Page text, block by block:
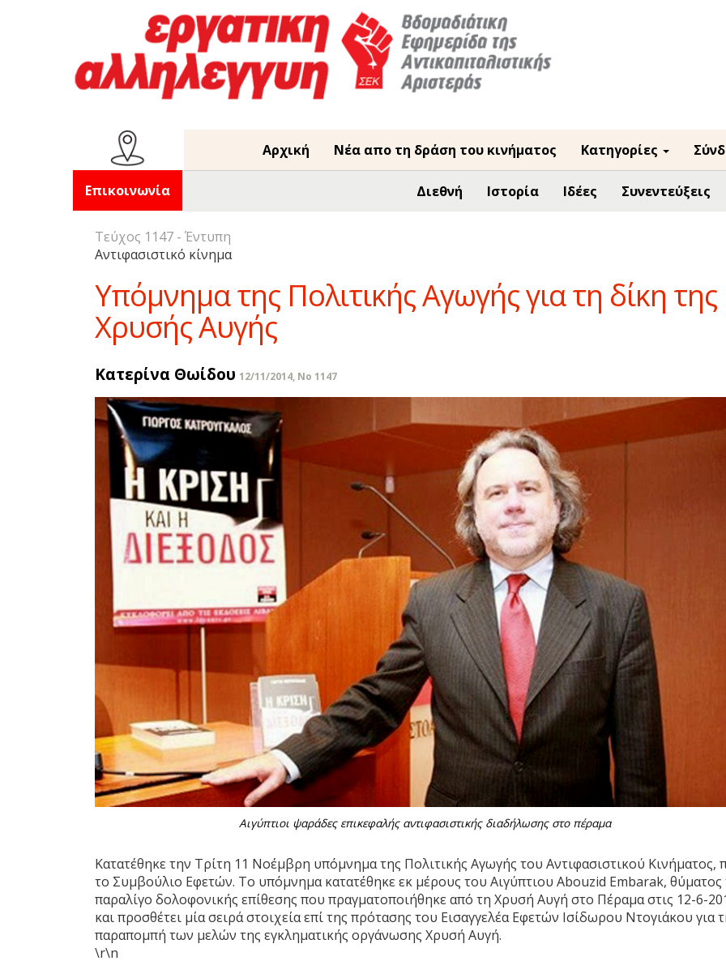
Επικοινωνία
Αρχική Νέα απο τη δράση του κινήματος Κατηγορίες
Διεθνή Ιστορία Ιδέες Συνεντεύξεις
Τεύχος 1147 - Έντυπη
Αντιφασιστικό κίνημα
Υπόμνημα της Πολιτικής Αγωγής για τη δίκη της
Χρυσής Αυγής
Κατερίνα Θωίδου 12/11/2014, No 1147
Αιγύπτιοι ψαράδες επικεφαλής αντιφασιστικής διαδήλωσης στο πέραμα
Κατατέθηκε την Τρίτη 11 Νοέμβρη υπόμνημα της Πολιτικής Αγωγής του Αντιφασιστικού Κινήματος,
το Συμβούλιο Εφετών. Το υπόμνημα κατατέθηκε εκ μέρους του Αιγύπτιου Abouzid Εmbarak, θύματος
παραλίγο δολοφονικής επίθεσης που πραγματοποιήθηκε από τη Χρυσή Αυγή στο Πέραμα στις 12-6-
και προσθέτει μία σειρά στοιχεία επί της πρότασης του Εισαγγελέα Εφετών Ισίδωρου Ντογιάκου για
παραπομπή των μελών της εγκληματικής οργάνωσης Χρυσή Αυγή.
\r\n